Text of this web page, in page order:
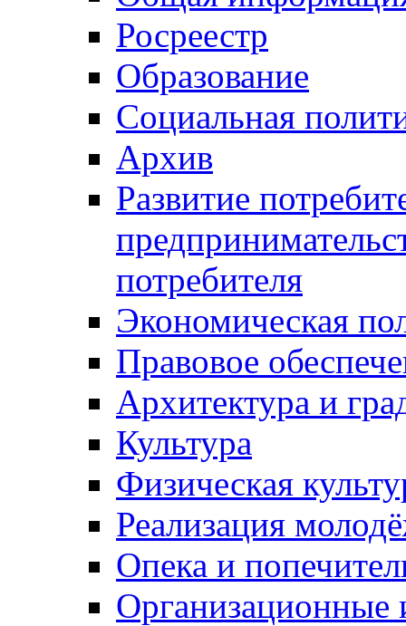
Росреестр
Образование
Социальная
Архив
Развитие
потребителя
Экономическая
Правовое
Архитектура и
Культура
Физическая
Реализация
Опека и